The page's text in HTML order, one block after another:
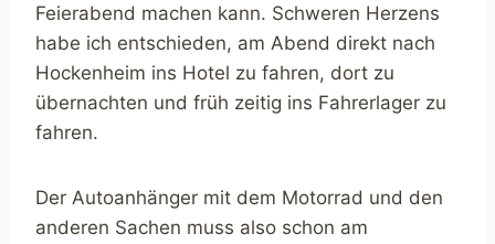
Feierabend machen kann. Schweren Herzens
habe ich entschieden, am Abend direkt nach
Hockenheim ins Hotel zu fahren, dort zu
übernachten und früh zeitig ins Fahrerlager zu
fahren.
Der Autoanhänger mit dem Motorrad und den
anderen Sachen muss also schon am